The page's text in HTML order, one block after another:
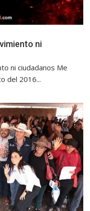
ni
ni ciudadanos Me
del 2016...